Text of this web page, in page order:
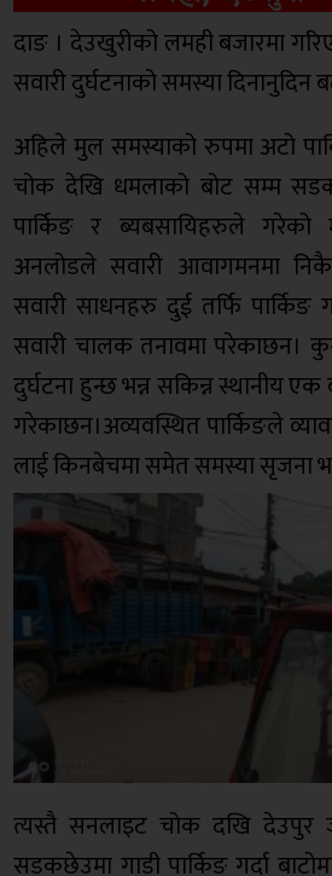
दाङ । देउखुरीको लमही बजारमा
सवारी दुर्घटनाको समस्या
अहिले मुल समस्याको रुपमा अटो
चोक देखि धमलाको बोट सम्म
पार्किङ र ब्यबसायिहरुले गरेको
अनलोडले सवारी आवागमनमा
सवारी साधनहरु दुई तर्फि
सवारी चालक तनावमा परेकाछन।
दुर्घटना हुन्छ भन्न सकिन्न स्थानीय
गरेकाछन।अव्यवस्थित पार्किङले
लाई किनबेचमा समेत समस्या सृजना
त्यस्तै सनलाइट चोक दखि देउपुर
सडकछेउमा गाडी पार्किङ गर्दा